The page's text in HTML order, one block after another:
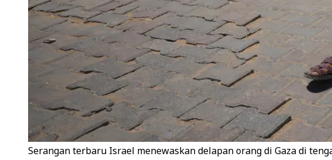
Serangan terbaru Israel menewaskan delapan orang di Gaza di